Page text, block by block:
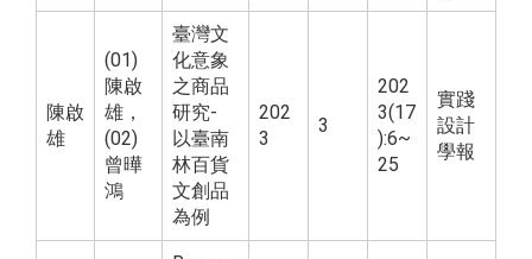
陳啟
雄
(01)
陳啟
雄，
(02)
曾曄
鴻
臺灣文
化意象
之商品
研究-
以臺南
林百貨
文創品
為例
202
3
3
202
3(17
):6~
25
實踐
設計
學報